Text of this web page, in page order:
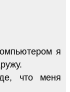
я
что меня